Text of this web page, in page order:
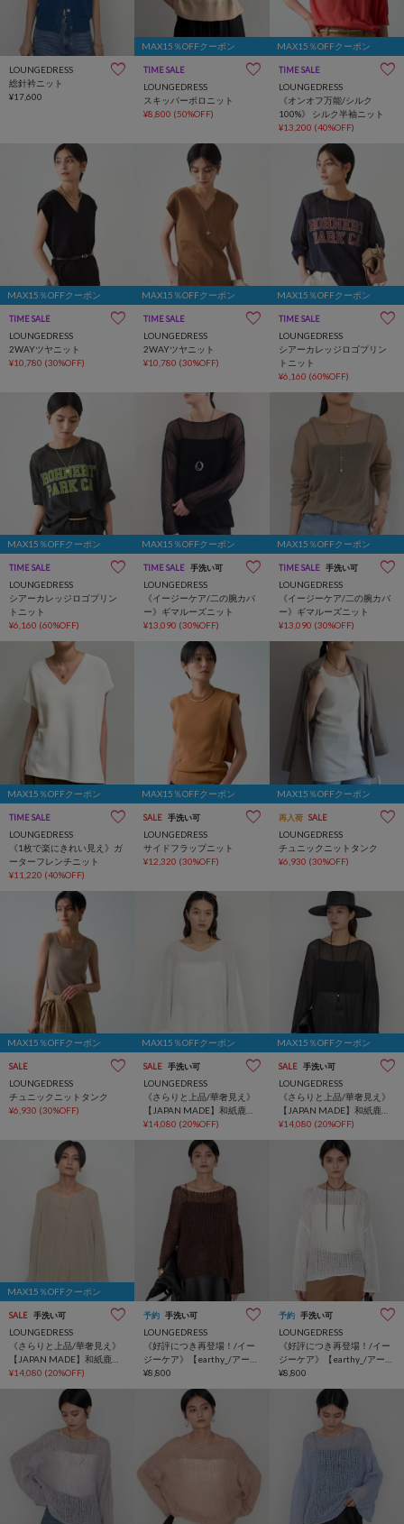
LOUNGEDRESS
総針衿ニット
¥17,600
MAX15％OFFクーポン
TIME SALE
LOUNGEDRESS
スキッパーポロニット
¥8,800 (50%OFF)
MAX15％OFFクーポン
TIME SALE
LOUNGEDRESS
《オンオフ万能/シルク
100%》 シルク半袖ニット
¥13,200 (40%OFF)
MAX15％OFFクーポン
TIME SALE
LOUNGEDRESS
2WAYツヤニット
¥10,780 (30%OFF)
MAX15％OFFクーポン
TIME SALE
LOUNGEDRESS
2WAYツヤニット
¥10,780 (30%OFF)
MAX15％OFFクーポン
TIME SALE
LOUNGEDRESS
シアーカレッジロゴプリン
トニット
¥6,160 (60%OFF)
MAX15％OFFクーポン
TIME SALE
LOUNGEDRESS
シアーカレッジロゴプリン
トニット
¥6,160 (60%OFF)
MAX15％OFFクーポン
TIME SALE 手洗い可
LOUNGEDRESS
《イージーケア/二の腕カバ
ー》ギマルーズニット
¥13,090 (30%OFF)
MAX15％OFFクーポン
TIME SALE 手洗い可
LOUNGEDRESS
《イージーケア/二の腕カバ
ー》ギマルーズニット
¥13,090 (30%OFF)
MAX15％OFFクーポン
TIME SALE
LOUNGEDRESS
《1枚で楽にきれい見え》ガ
ーターフレンチニット
¥11,220 (40%OFF)
MAX15％OFFクーポン
SALE 手洗い可
LOUNGEDRESS
サイドフラップニット
¥12,320 (30%OFF)
MAX15％OFFクーポン
再入荷 SALE
LOUNGEDRESS
チュニックニットタンク
¥6,930 (30%OFF)
MAX15％OFFクーポン
SALE
LOUNGEDRESS
チュニックニットタンク
¥6,930 (30%OFF)
MAX15％OFFクーポン
SALE 手洗い可
LOUNGEDRESS
《さらりと上品/華奢見え》
【JAPAN MADE】和紙鹿子
2WAYニット
¥14,080 (20%OFF)
MAX15％OFFクーポン
SALE 手洗い可
LOUNGEDRESS
《さらりと上品/華奢見え》
【JAPAN MADE】和紙鹿子
2WAYニット
¥14,080 (20%OFF)
MAX15％OFFクーポン
SALE 手洗い可
LOUNGEDRESS
《さらりと上品/華奢見え》
【JAPAN MADE】和紙鹿子
2WAYニット
¥14,080 (20%OFF)
予約 手洗い可
LOUNGEDRESS
《好評につき再登場！/イー
ジーケア》【earthy_/アーシ
ー】シアーハンドライクニ
¥8,800
予約 手洗い可
LOUNGEDRESS
《好評につき再登場！/イー
ジーケア》【earthy_/アーシ
ー】シアーハンドライクニ
¥8,800